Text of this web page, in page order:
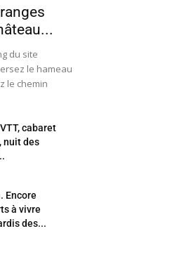
du site
le hameau
le chemin
cabaret
nuit des
Encore
à vivre
des...